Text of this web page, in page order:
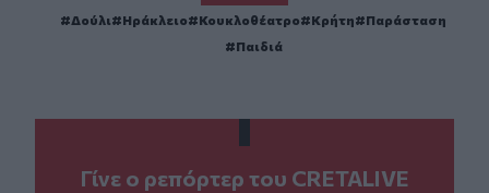
Δούλι Ηράκλειο Κουκλοθέατρο Κρήτη
Παράσταση
Παιδιά
Γίνε ο ρεπόρτερ του CRETALIVE